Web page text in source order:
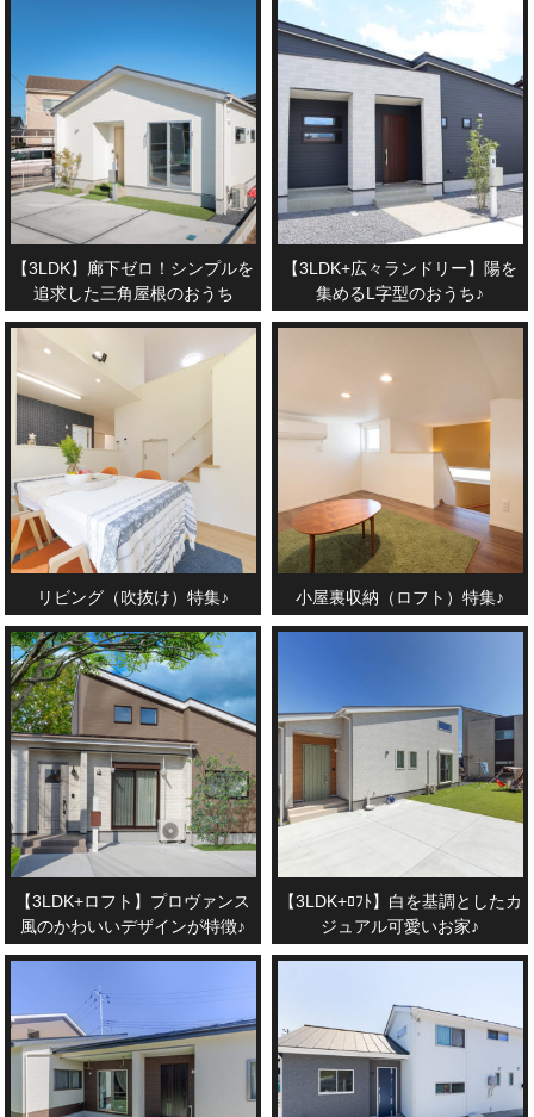
【3LDK】廊下ゼロ！シンプルを
追求した三角屋根のおうち
【3LDK+広々ランドリー】陽を
集めるL字型のおうち♪
リビング（吹抜け）特集♪ 小屋裏収納（ロフト）特集♪
【3LDK+ロフト】プロヴァンス
風のかわいいデザインが特徴♪
【3LDK+ﾛﾌﾄ】白を基調としたカ
ジュアル可愛いお家♪